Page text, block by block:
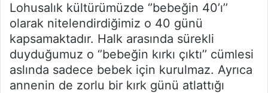
Lohusalık kültürümüzde ‘’bebeğin 40’ı’’
olarak nitelendirdiğimiz o 40 günü
kapsamaktadır. Halk arasında sürekli
duyduğumuz o ‘’bebeğin kırkı çıktı’’ cümlesi
aslında sadece bebek için kurulmaz. Ayrıca
annenin de zorlu bir kırk günü atlattığı